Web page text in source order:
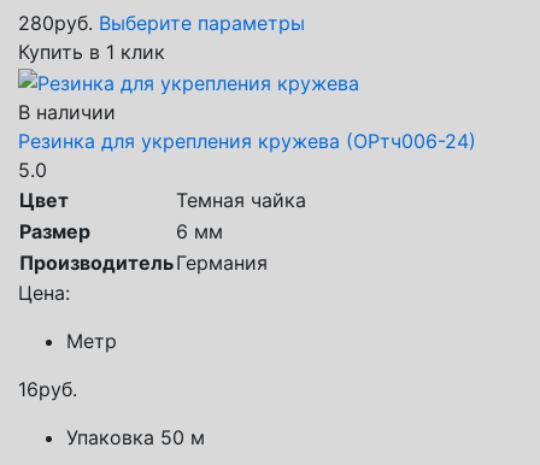
280руб. Выберите параметры
Купить в 1 клик
В наличии
Резинка для укрепления кружева (ОРтч006-24)
5.0
Цвет
Темная чайка
Размер
6 мм
ПроизводительГермания
Цена:
Метр
16руб.
Упаковка 50 м